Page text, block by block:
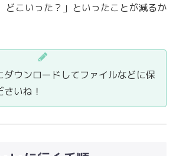
どこいった？」といったことが減るか
ダウンロードしてファイルなどに保
いね！